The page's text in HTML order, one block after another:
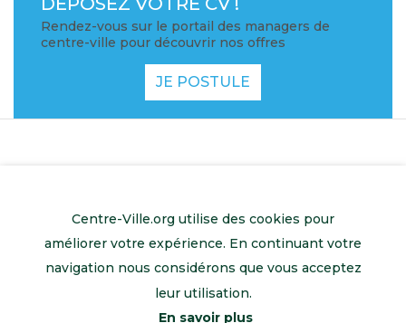
Rendez-vous sur le portail des managers de
centre-ville pour découvrir nos offres
JE POSTULE
Centre-Ville.org utilise des cookies pour
améliorer votre expérience. En continuant votre
navigation nous considérons que vous acceptez
leur utilisation.
En savoir plus